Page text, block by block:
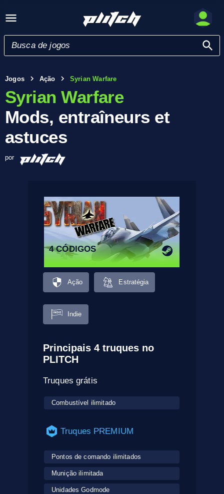
Jogos Ação Syrian Warfare
Syrian Warfare
Mods, entraîneurs et
astuces
por
4 CÓDIGOS
Ação Estratégia
Indie
Principais 4 truques no
PLITCH
Truques grátis
Combustível ilimitado
Truques PREMIUM
Pontos de comando ilimitados
Munição ilimitada
Unidades Godmode